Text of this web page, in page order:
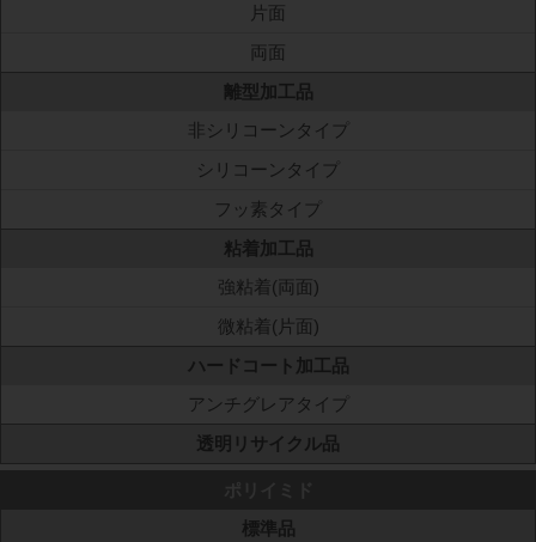
片面
両面
離型加工品
非シリコーンタイプ
シリコーンタイプ
フッ素タイプ
粘着加工品
強粘着(両面)
微粘着(片面)
ハードコート加工品
アンチグレアタイプ
透明リサイクル品
標準品